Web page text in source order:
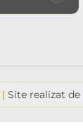
| Site realizat de